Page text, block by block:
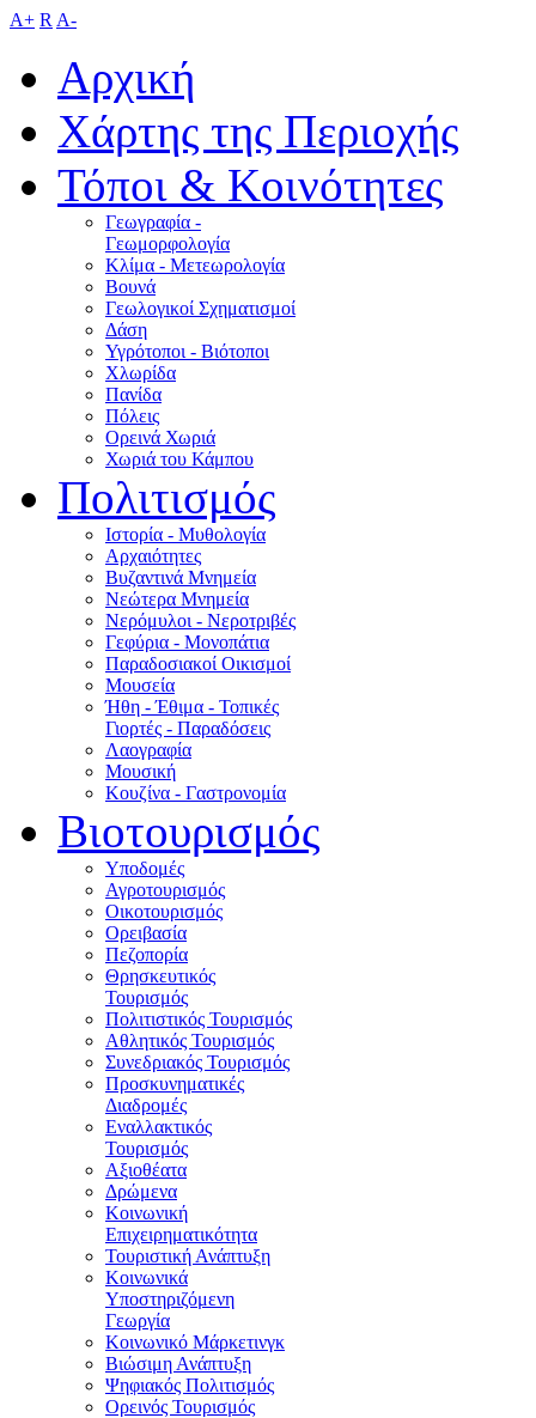
A+ R A-
Αρχική
Χάρτης της Περιοχής
Τόποι & Κοινότητες
Γεωγραφία -
Γεωμορφολογία
Κλίμα - Mετεωρολογία
Βουνά
Γεωλογικοί Σχηματισμοί
Δάση
Υγρότοποι - Βιότοποι
Χλωρίδα
Πανίδα
Πόλεις
Ορεινά Χωριά
Χωριά του Κάμπου
Πολιτισμός
Ιστορία - Μυθολογία
Αρχαιότητες
Βυζαντινά Μνημεία
Νεώτερα Μνημεία
Νερόμυλοι - Nεροτριβές
Γεφύρια - Μονοπάτια
Παραδοσιακοί Οικισμοί
Μουσεία
Ήθη - Έθιμα - Τοπικές
Γιορτές - Παραδόσεις
Λαογραφία
Μουσική
Κουζίνα - Γαστρονομία
Βιοτουρισμός
Υποδομές
Αγροτουρισμός
Οικοτουρισμός
Ορειβασία
Πεζοπορία
Θρησκευτικός
Τουρισμός
Πολιτιστικός Τουρισμός
Αθλητικός Τουρισμός
Συνεδριακός Τουρισμός
Προσκυνηματικές
Διαδρομές
Εναλλακτικός
Τουρισμός
Αξιοθέατα
Δρώμενα
Κοινωνική
Επιχειρηματικότητα
Τουριστική Ανάπτυξη
Κοινωνικά
Υποστηριζόμενη
Γεωργία
Κοινωνικό Μάρκετινγκ
Βιώσιμη Ανάπτυξη
Ψηφιακός Πολιτισμός
Ορεινός Τουρισμός